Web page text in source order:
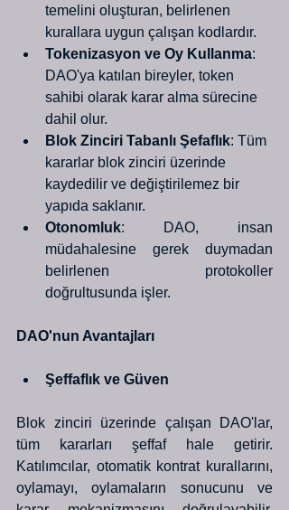
temelini oluşturan, belirlenen
kurallara uygun çalışan kodlardır.
Tokenizasyon ve Oy Kullanma:
DAO'ya katılan bireyler, token
sahibi olarak karar alma sürecine
dahil olur.
Blok Zinciri Tabanlı Şefaflık: Tüm
kararlar blok zinciri üzerinde
kaydedilir ve değiştirilemez bir
yapıda saklanır.
Otonomluk: DAO, insan
müdahalesine gerek duymadan
belirlenen protokoller
doğrultusunda işler.
DAO'nun Avantajları
Şeffaflık ve Güven
Blok zinciri üzerinde çalışan DAO'lar,
tüm kararları şeffaf hale getirir.
Katılımcılar, otomatik kontrat kurallarını,
oylamayı, oylamaların sonucunu ve